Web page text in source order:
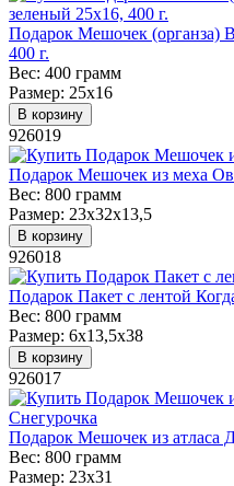
Подарок Мешочек (органза)
400 г.
Вес: 400 грамм
Размер: 25х16
В корзину
926019
Подарок Мешочек из меха
Вес: 800 грамм
Размер: 23х32х13,5
В корзину
926018
Подарок Пакет с лентой
Вес: 800 грамм
Размер: 6х13,5х38
В корзину
926017
Подарок Мешочек из атласа
Вес: 800 грамм
Размер: 23х31